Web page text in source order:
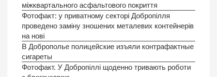
міжквартального асфальтового покриття
Фотофакт: у приватному секторі Добропілля
проведено заміну зношених металевих контейнерів
на нові
В Доброполье полицейские изъяли контрафактные
сигареты
Фотофакт. У Добропіллі щоденно тривають роботи